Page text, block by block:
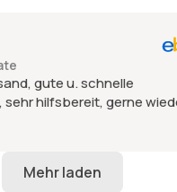
gute u. schnelle
sehr hilfsbereit, gerne